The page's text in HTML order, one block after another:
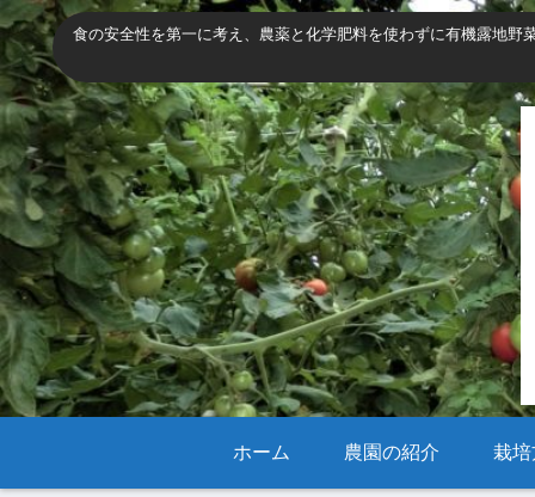
食の安全性を第一に考え、農薬と化学肥料を使わずに有機露地
ホーム 農園の紹介 栽